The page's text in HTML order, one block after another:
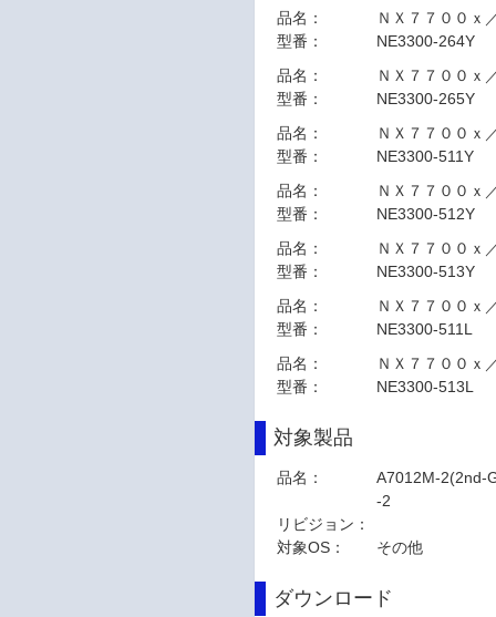
品名：
ＮＸ７７００
型番：
NE3300-264Y
品名：
ＮＸ７７００
型番：
NE3300-265Y
品名：
ＮＸ７７００
型番：
NE3300-511Y
品名：
ＮＸ７７００
型番：
NE3300-512Y
品名：
ＮＸ７７００
型番：
NE3300-513Y
品名：
ＮＸ７７００
型番：
NE3300-511L
品名：
ＮＸ７７００
型番：
NE3300-513L
対象製品
品名：
A7012M-2(2nd-
-2
リビジョン：
対象OS：
その他
ダウンロード